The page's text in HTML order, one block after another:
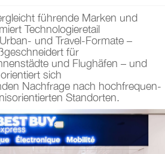
führende Marken und
Technologieretail
und Travel-Formate –
für
und Flughäfen – und
orientiert sich
Nachfrage nach hochfrequen-
Standorten.